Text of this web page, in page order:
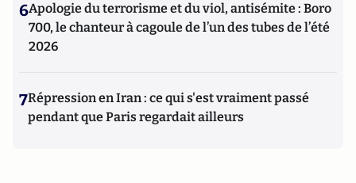
6Apologie du terrorisme et du viol, antisémite : Boro
700, le chanteur à cagoule de l’un des tubes de l’été
2026
7Répression en Iran : ce qui s'est vraiment passé
pendant que Paris regardait ailleurs